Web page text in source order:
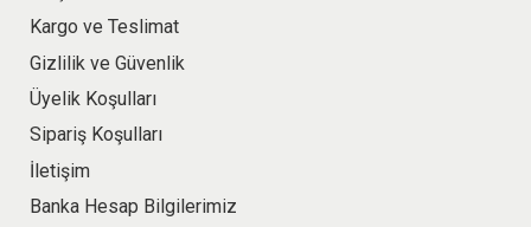
Kargo ve Teslimat
Gizlilik ve Güvenlik
Üyelik Koşulları
Sipariş Koşulları
İletişim
Banka Hesap Bilgilerimiz